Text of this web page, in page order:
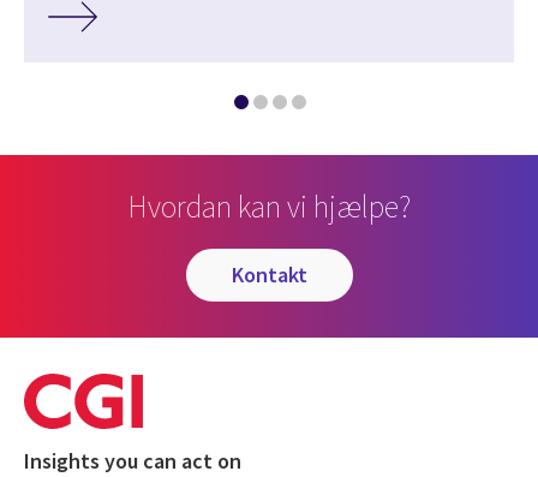
Hvordan kan vi hjælpe?
kontakt
Insights you can act on